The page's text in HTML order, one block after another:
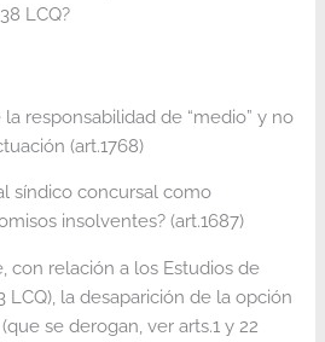
LCQ?
la responsabilidad de “medio” y no
(art.1768)
síndico concursal como
insolventes? (art.1687)
con relación a los Estudios de
LCQ), la desaparición de la opción
se derogan, ver arts.1 y 22